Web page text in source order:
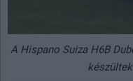
A Hispano Suiza H6B